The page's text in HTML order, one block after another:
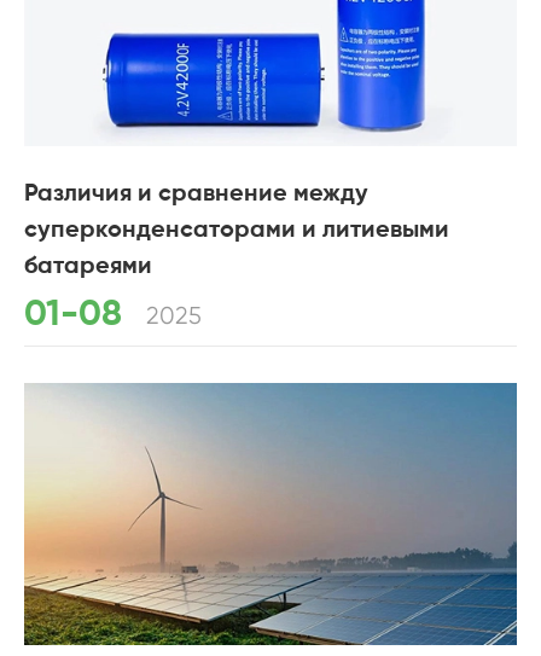
Различия и сравнение между
суперконденсаторами и литиевыми
батареями
01-08 2025